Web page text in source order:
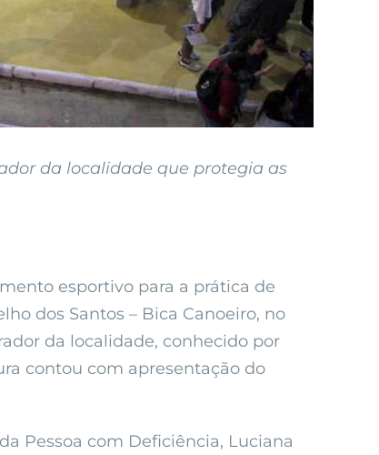
da localidade que protegia as
esportivo para a prática de
dos Santos – Bica Canoeiro, no
da localidade, conhecido por
contou com apresentação do
Pessoa com Deficiência, Luciana